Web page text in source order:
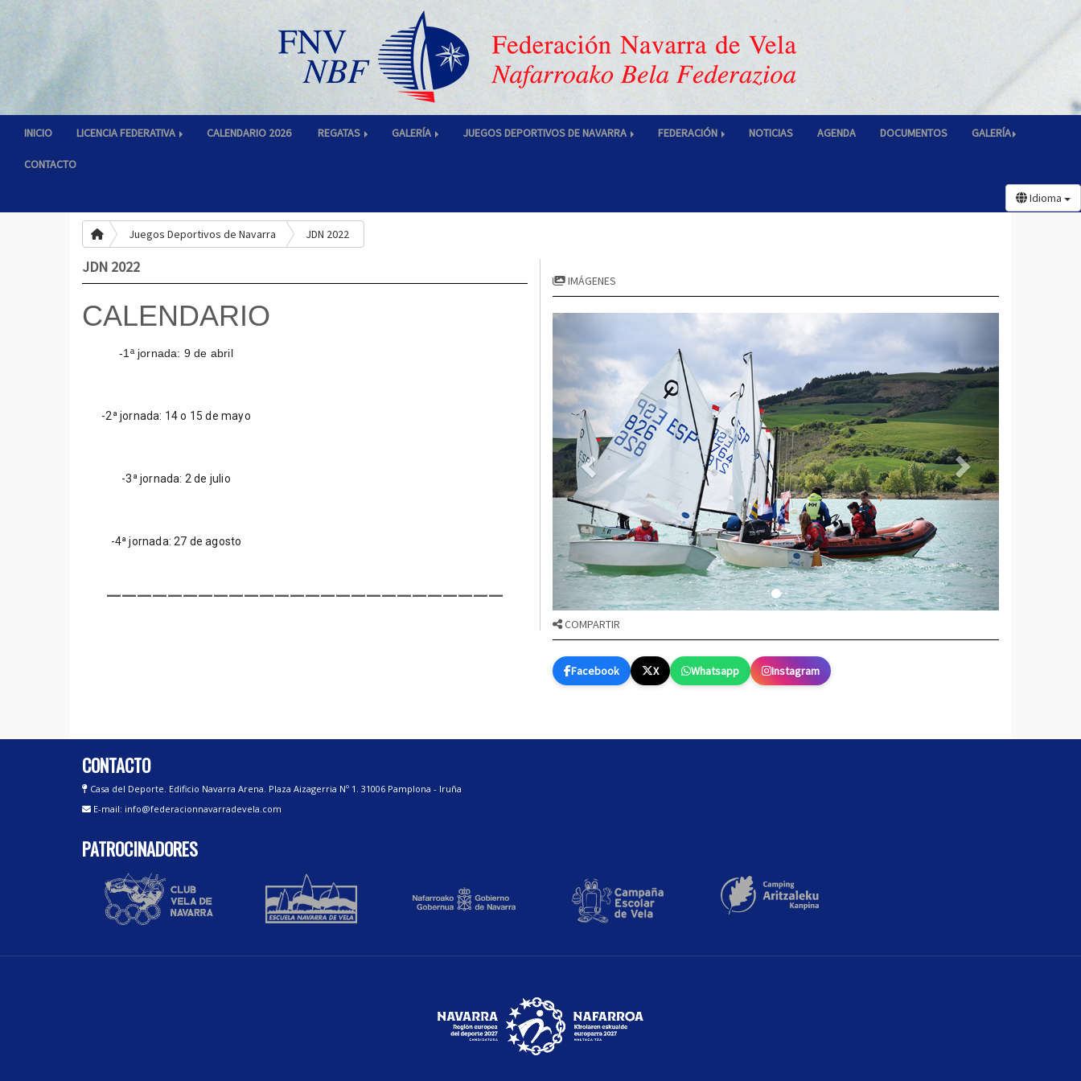
INICIO LICENCIA FEDERATIVA CALENDARIO 2026 REGATAS GALERÍA JUEGOS DEPORTIVOS DE NAVARRA FEDERACIÓN NOTICIAS AGENDA DOCUMENTOS GALERÍA
CONTACTO
Idioma
Juegos Deportivos de Navarra JDN 2022
JDN 2022
CALENDARIO
-1ª jornada: 9 de abril
-2ª jornada: 14 o 15 de mayo
-3ª jornada: 2 de julio
-4ª jornada: 27 de agosto
IMÁGENES
COMPARTIR
Facebook X Whatsapp Instagram
CONTACTO
Casa del Deporte. Edificio Navarra Arena. Plaza Aizagerria Nº 1. 31006 Pamplona - Iruña
E-mail: info@federacionnavarradevela.com
PATROCINADORES